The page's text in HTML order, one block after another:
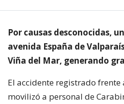
Por causas desconocidas,
avenida España de
Viña del Mar, generando
El accidente registrado frente
movilizó a personal de